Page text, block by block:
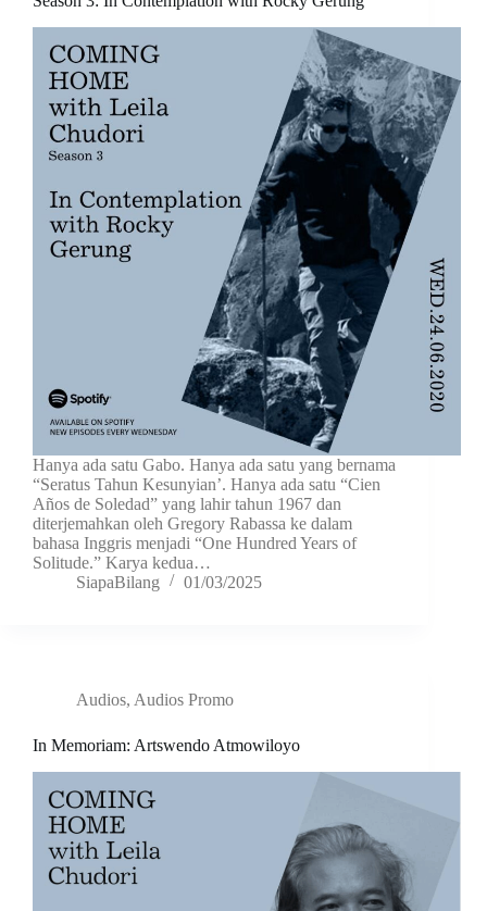
Hanya ada satu Gabo. Hanya ada satu yang bernama
“Seratus Tahun Kesunyian’. Hanya ada satu “Cien
Años de Soledad” yang lahir tahun 1967 dan
diterjemahkan oleh Gregory Rabassa ke dalam
bahasa Inggris menjadi “One Hundred Years of
Solitude.” Karya kedua…
SiapaBilang
01/03/2025
Audios, Audios Promo
In Memoriam: Artswendo Atmowiloyo